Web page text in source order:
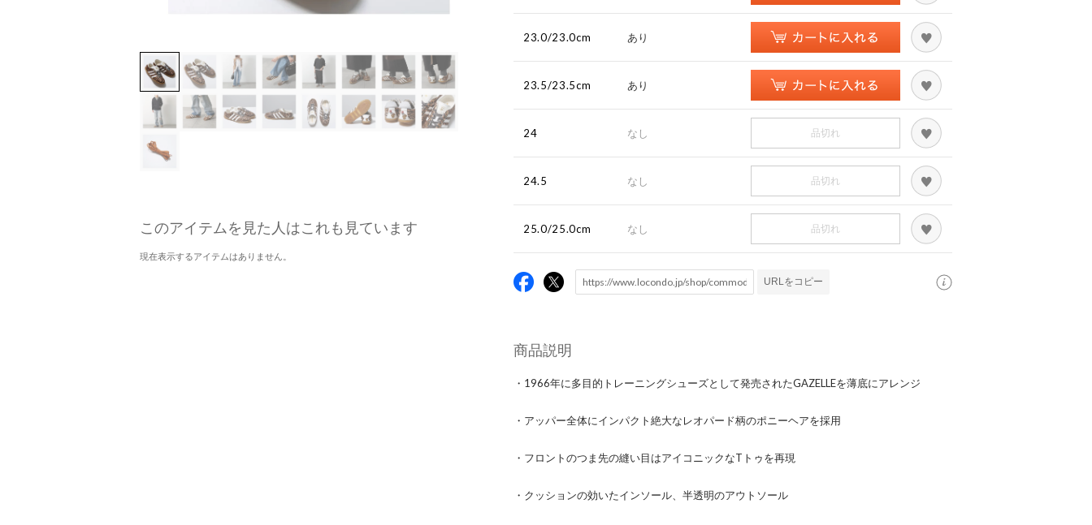
このアイテムを見た人はこれも見ています
現在表示するアイテムはありません。
23.0/23.0cm あり
23.5/23.5cm あり
24 なし 品切れ
24.5 なし 品切れ
25.0/25.0cm なし 品切れ
URLをコピー
商品説明
・1966年に多目的トレーニングシューズとして発売されたGAZELLEを薄底にアレンジ
・アッパー全体にインパクト絶大なレオパード柄のポニーヘアを採用
・フロントのつま先の縫い目はアイコニックなTトゥを再現
・クッションの効いたインソール、半透明のアウトソール